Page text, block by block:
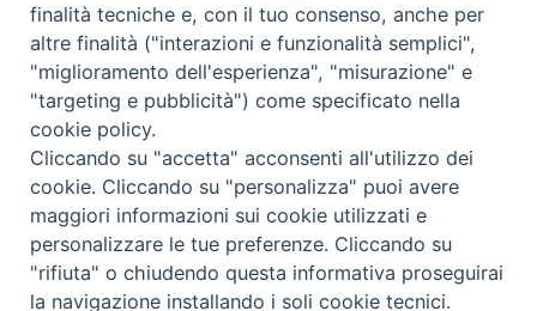
Diocesi di Melfi Rapolla Venosa
• Largo Duomo, 12 - 85025 MELFI (PZ) •
Tel. 0972238604
PEC ufficiale della Diocesi:
diocesi.melfi_rapolla_venosa@legalmail.it
finalità tecniche e, con il tuo consenso, anche per
altre finalità ("interazioni e funzionalità semplici",
"miglioramento dell'esperienza", "misurazione" e
"targeting e pubblicità") come specificato nella
cookie policy.
Cliccando su "accetta" acconsenti all'utilizzo dei
cookie. Cliccando su "personalizza" puoi avere
maggiori informazioni sui cookie utilizzati e
personalizzare le tue preferenze. Cliccando su
"rifiuta" o chiudendo questa informativa proseguirai
la navigazione installando i soli cookie tecnici.